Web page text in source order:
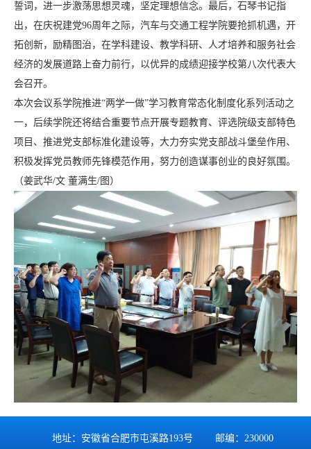
誓词，进一步激荡思想灵魂，坚定理想信念。最后，石琴书记指
出，在庆祝建党96周年之际，汽车与交通工程学院要抢抓机遇，开
拓创新，励精图治，在学科建设、教学科研、人才培养和服务社会
经济的发展道路上奋力前行，以优异的成绩迎接学校第八次代表大
会召开。
本次会议系学院推进“两学一做”学习教育常态化制度化系列活动之
一，后续学院还将结合重要节点开展专题教育、评选院级支部特色
项目、推进党支部标准化建设等，大力夯实党支部战斗堡垒作用、
积极发挥党员教师先锋模范作用，努力创造谋事创业的良好氛围。
（姜武华/文 董满生/图）
地址：安徽省合肥市屯溪路193号 邮编：230000